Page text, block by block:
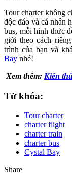
Tour charter không
độc đáo và cá nhân
bus, mỗi hình thức
giới theo cách
trình của bạn và
Bay nhé!
Xem thêm: Kiến
Từ khóa:
Tour charter
charter flight
charter train
charter bus
Cystal Bay
Share